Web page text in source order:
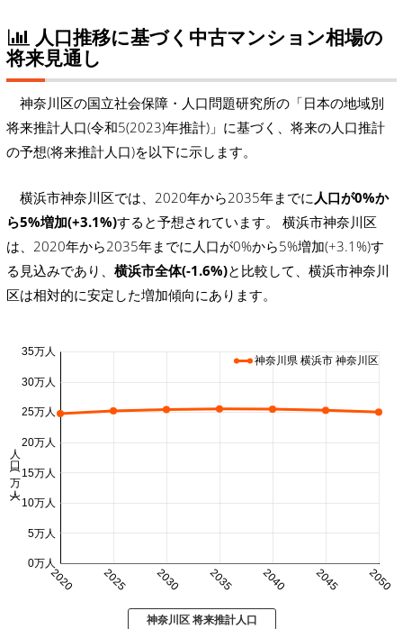
人口推移に基づく中古マンション相場の
将来見通し
神奈川区の国立社会保障・人口問題研究所の「日本の地域別
将来推計人口(令和5(2023)年推計)」に基づく、将来の人口推計
の予想(将来推計人口)を以下に示します。
横浜市神奈川区では、2020年から2035年までに 人口が0%か
ら5%増加(+3.1%)すると予想されています。 横浜市神奈川区
は、2020年から2035年までに人口が0%から5%増加(+3.1%)す
る見込みであり、 横浜市全体(-1.6%)と比較して、横浜市神奈川
区は相対的に安定した増加傾向にあります。
2020 2025 2030 2035 2040 2045 2050
0万人
5万人
10万人
15万人
20万人
25万人
30万人
35万人
人口 (万人)
神奈川県 横浜市 神奈川区
神奈川区 将来推計人口